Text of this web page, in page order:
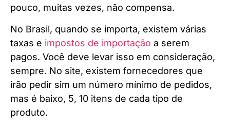
pouco, muitas vezes, não compensa.
No Brasil, quando se importa, existem várias
taxas e impostos de importação a serem
pagos. Você deve levar isso em consideração,
sempre. No site, existem fornecedores que
irão pedir sim um número mínimo de pedidos,
mas é baixo, 5, 10 itens de cada tipo de
produto.